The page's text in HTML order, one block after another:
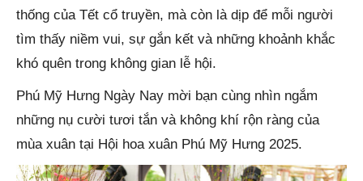
thống của Tết cổ truyền, mà còn là dịp để mỗi người
tìm thấy niềm vui, sự gắn kết và những khoảnh khắc
khó quên trong không gian lễ hội.
Phú Mỹ Hưng Ngày Nay mời bạn cùng nhìn ngắm
những nụ cười tươi tắn và không khí rộn ràng của
mùa xuân tại Hội hoa xuân Phú Mỹ Hưng 2025.